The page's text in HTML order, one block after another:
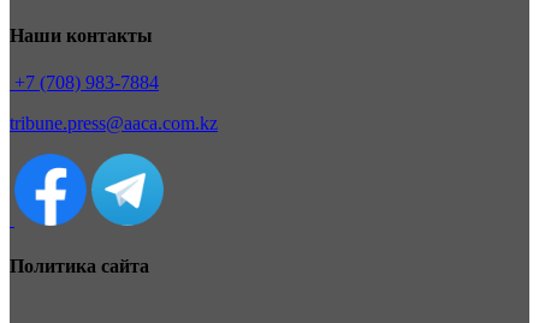
Наши контакты
+7 (708) 983-7884
tribune.press@aaca.com.kz
Политика сайта